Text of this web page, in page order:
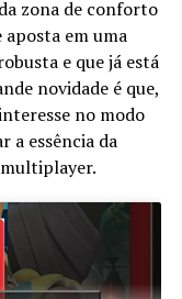
64 Land parecem
Super Mario
– adquiridos ao
também novos
64 no estilo
75 novas
novos poderes.
de diferentes
zona de conforto
aposta em uma
e que já está
novidade é que,
no modo
a essência da